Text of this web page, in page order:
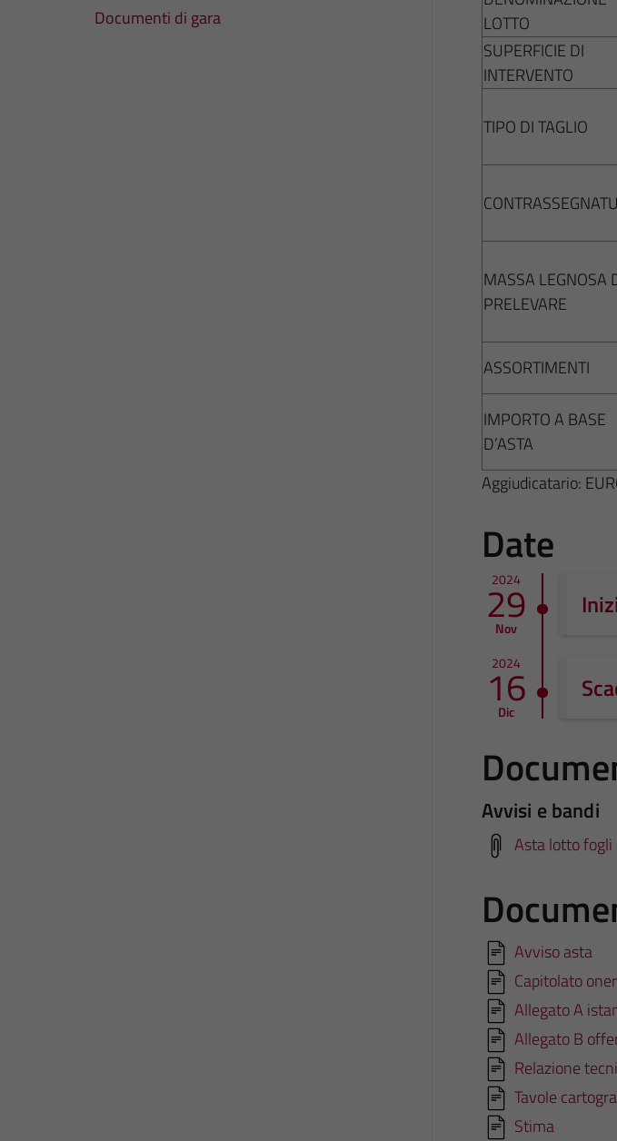
Documenti di gara
LOTTO
SUPERFICIE DI
INTERVENTO
TIPO DI TAGLIO
MASSA LEGNOSA
PRELEVARE
ASSORTIMENTI
IMPORTO A BASE
D’ASTA
Aggiudicatario:
Date
2024
29
Nov
2024
16
Dic
Avvisi e bandi
Asta lotto
Avviso asta
Capitolato
Allegato A
Allegato B
Relazione
Tavole
Stima